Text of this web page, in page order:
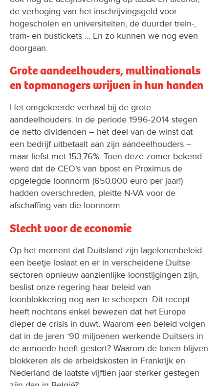
de verhoging van het inschrijvingsgeld voor
hogescholen en universiteiten, de duurder trein-,
tram- en bustickets … En zo kunnen we nog even
doorgaan.
Grote aandeelhouders, multinationals
en topmanagers wrijven in hun handen
Het omgekeerde verhaal bij de grote
aandeelhouders. In de periode 1996-2014 stegen
de netto dividenden – het deel van de winst dat
een bedrijf uitbetaalt aan zijn aandeelhouders –
maar liefst met 153,76%. Toen deze zomer bekend
werd dat de CEO’s van bpost en Proximus de
opgelegde loonnorm (650.000 euro per jaar!)
hadden overschreden, pleitte N-VA voor de
afschaffing van die loonnorm.
Slecht voor de economie
Op het moment dat Duitsland zijn lagelonenbeleid
een beetje loslaat en er in verscheidene Duitse
sectoren opnieuw aanzienlijke loonstijgingen zijn,
beslist onze regering haar beleid van
loonblokkering nog aan te scherpen. Dit recept
heeft nochtans enkel bewezen dat het Europa
dieper de crisis in duwt. Waarom een beleid volgen
dat in de jaren ’90 miljoenen werkende Duitsers in
de armoede heeft gestort? Waarom de lonen blijven
blokkeren als de arbeidskosten in Frankrijk en
Nederland de laatste vijftien jaar sterker gestegen